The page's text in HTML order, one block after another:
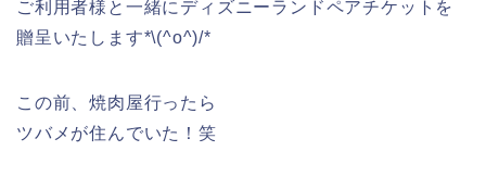
ご利用者様と一緒にディズニーランドペアチケットを
贈呈いたします*\(^o^)/*
この前、焼肉屋行ったら
ツバメが住んでいた！笑